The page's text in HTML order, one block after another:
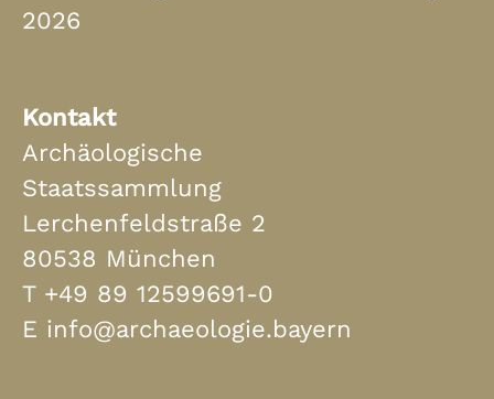
2026
Kontakt
Archäologische
Staatssammlung
Lerchenfeldstraße 2
80538 München
T +49 89 12599691-0
E info@archaeologie.bayern